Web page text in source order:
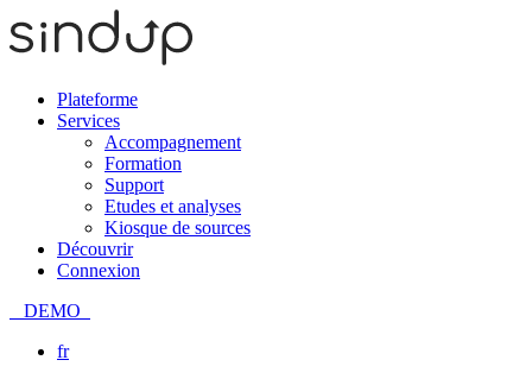
Plateforme
Services
Accompagnement
Formation
Support
Etudes et analyses
Kiosque de sources
Découvrir
Connexion
DEMO
fr